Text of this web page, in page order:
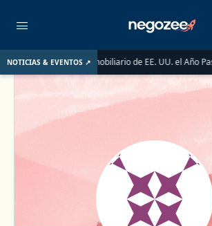
NOTICIAS & EVENTOS ↗
el Mercado Inmobiliario de EE. UU. el Año